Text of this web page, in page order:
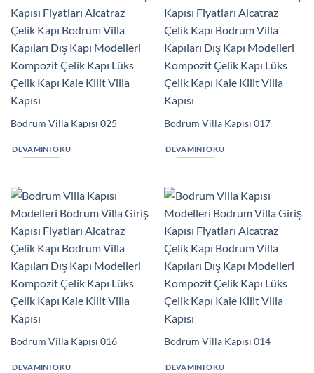
Bodrum Villa Kapısı 025
DEVAMINI OKU
Bodrum Villa Kapısı 017
DEVAMINI OKU
Bodrum Villa Kapısı 016
DEVAMINI OKU
Bodrum Villa Kapısı 014
DEVAMINI OKU